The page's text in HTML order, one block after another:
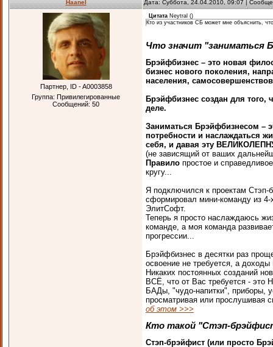
Haanel Дата: Суббота, 24.04.2010, 09:07 |
Партнер, ID - A0003858
Группа: Привилегированные
Сообщений: 50
Цитата Neytral ()
Кто из участников СБ может мне объяснить,
Что значит "заниматься
Брэйфбизнес – это новая
бизнес нового поколения,
населения,
Брэйфбизнес создан для
деле.
Заниматься Брэйфбизнесом –
потребности и
себя, и давая эту
(не зависящий от ваших
Правило простое и
кругу...
Я подключился к проектам
сформировал мини-команду из 4-
ЭлитСофт.
Теперь я просто наслаждаюсь
команде, а моя команда
прогрессии...
Брэйфбизнес в десятки раз
освоение не требуется, а
Никаких постоянных созданий
ВСЁ, что от Вас требуется -
БАДы, "чудо-напитки", приборы,
просматривая или
об этом >>>
Кто такой "Стэп-
Стэп-брэйфист (или просто